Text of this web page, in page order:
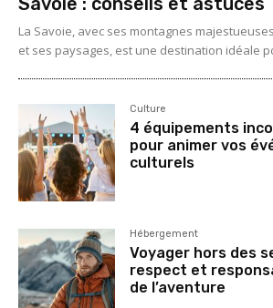
La Savoie, avec ses montagnes
et ses paysages, est une destination idéale
Culture
4 équipements
pour animer vos
culturels
Hébergement
Voyager hors des
respect et
de l’aventure